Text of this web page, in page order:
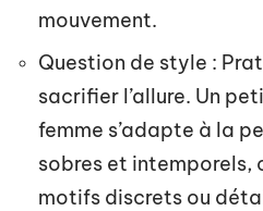
mouvement.
Question de style :
sacrifier l’allure. Un
femme s’adapte à la
sobres et intemporels,
motifs discrets ou